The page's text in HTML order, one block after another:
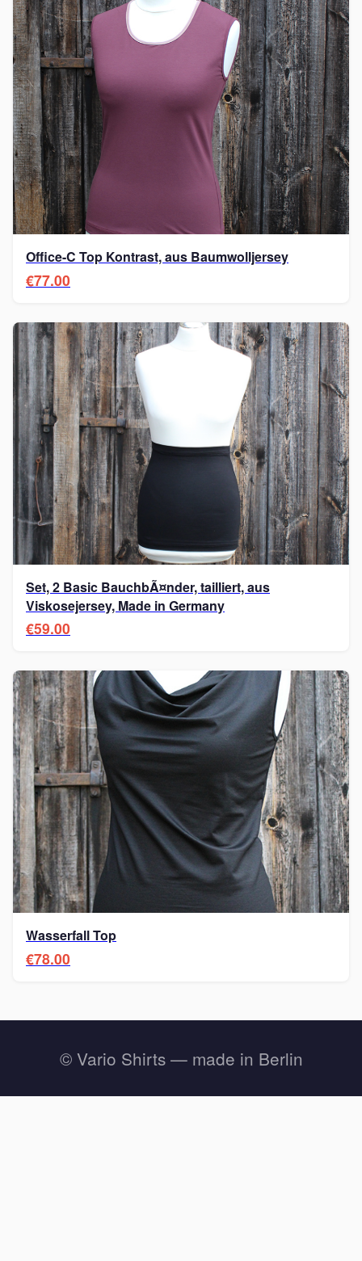
Office-C Top Kontrast, aus Baumwolljersey
€77.00
Set, 2 Basic BauchbÃ¤nder, tailliert, aus
Viskosejersey, Made in Germany
€59.00
Wasserfall Top
€78.00
© Vario Shirts — made in Berlin